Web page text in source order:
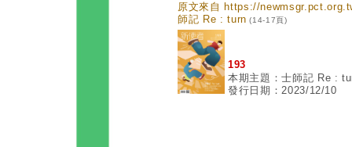
原文來自 https://
師記 Re : turn (14-17頁)
193
本期主題：士師記 Re :
發行日期：2023/12/10